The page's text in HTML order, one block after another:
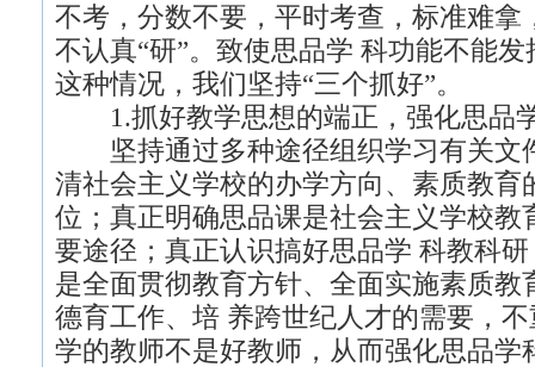
不考，分数不要，平时考查，标准难拿
不认真“研”。致使思品学 科功能不能
这种情况，我们坚持“三个抓好”。
1.抓好教学思想的端正，强化思品
坚持通过多种途径组织学习有关文
清社会主义学校的办学方向、素质教育
位；真正明确思品课是社会主义学校教
要途径；真正认识搞好思品学 科教科
是全面贯彻教育方针、全面实施素质教
德育工作、培 养跨世纪人才的需要，
学的教师不是好教师，从而强化思品学